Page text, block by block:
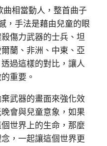
相當動人，整首曲子
，手法是藉由兒童的眼
傷力武器的士兵、坦
蘭、非洲、中東、亞
過這樣的對比，讓人
重要。
武器的畫面來強化效
會與兒童意象，如果
世界上的生命，那麼
，一起讓這個世界更